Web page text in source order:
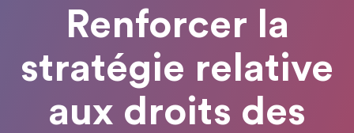
Renforcer la
stratégie relative
aux droits des